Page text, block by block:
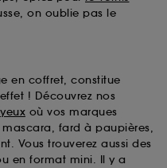
on oublie pas le
en coffret, constitue
! Découvrez nos
où vos marques
fard à paupières,
Vous trouverez aussi des
en format mini. Il y a